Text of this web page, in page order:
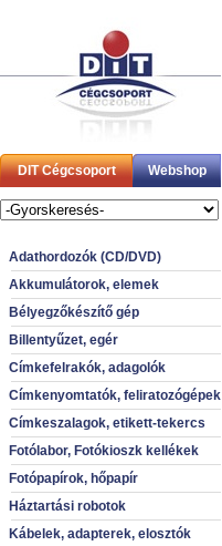
DIT Cégcsoport Webshop
Adathordozók (CD/DVD)
Akkumulátorok, elemek
Bélyegzőkészítő gép
Billentyűzet, egér
Címkefelrakók, adagolók
Címkenyomtatók, feliratozógépek
Címkeszalagok, etikett-tekercs
Fotólabor, Fotókioszk kellékek
Fotópapírok, hőpapír
Háztartási robotok
Kábelek, adapterek, elosztók